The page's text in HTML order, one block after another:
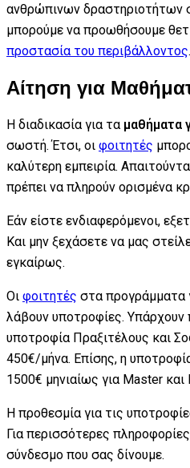
ανθρώπινων δραστηριοτήτων
μπορούμε να προωθήσουμε
προστασία του περιβάλλοντος.
Αίτηση για
Η διαδικασία για τα μαθήματα
σωστή. Έτσι, οι φοιτητές
καλύτερη εμπειρία.
πρέπει να πληρούν ορισμένα
Εάν είστε ενδιαφερόμενοι,
Και μην ξεχάσετε να μας
εγκαίρως.
Οι φοιτητές στα προγράμματα
λάβουν υποτροφίες.
υποτροφία Πραξιτέλους και
450€/μήνα. Επίσης, η
1500€ μηνιαίως για Master και
Η προθεσμία για τις
Για περισσότερες
σύνδεσμο που σας δίνουμε.